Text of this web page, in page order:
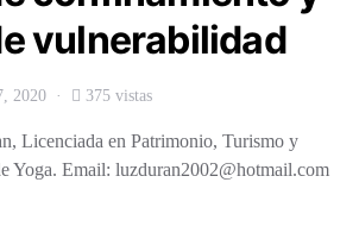
vulnerabilidad
2020 375 vistas
Licenciada en Patrimonio, Turismo y
Yoga. Email: luzduran2002@hotmail.com